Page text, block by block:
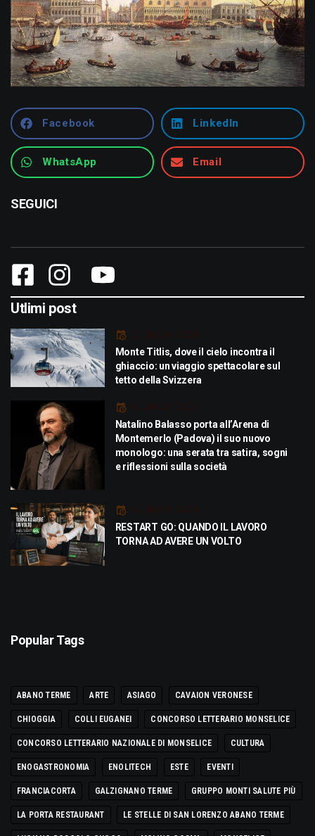
Facebook LinkedIn
WhatsApp Email
SEGUICI
Utlimi post
Luglio 29, 2026
Monte Titlis, dove il cielo incontra il
ghiaccio: un viaggio spettacolare sul
tetto della Svizzera
Luglio 21, 2026
Natalino Balasso porta all’Arena di
Montemerlo (Padova) il suo nuovo
monologo: una serata tra satira, sogni
e riflessioni sulla società
Luglio 21, 2026
RESTART GO: QUANDO IL LAVORO
TORNA AD AVERE UN VOLTO
Popular Tags
ABANO TERME ARTE ASIAGO CAVAION VERONESE
CHIOGGIA COLLI EUGANEI CONCORSO LETTERARIO MONSELICE
CONCORSO LETTERARIO NAZIONALE DI MONSELICE CULTURA
ENOGASTRONOMIA ENOLITECH ESTE EVENTI
FRANCIACORTA GALZIGNANO TERME GRUPPO MONTI SALUTE PIÙ
LA PORTA RESTAURANT LE STELLE DI SAN LORENZO ABANO TERME